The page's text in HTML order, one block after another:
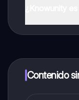
a determinadas
Contenido